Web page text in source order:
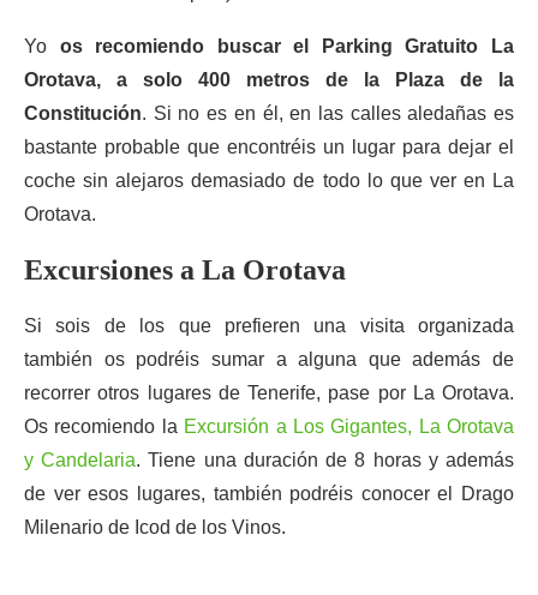
Yo os recomiendo buscar el Parking Gratuito La
Orotava, a solo 400 metros de la Plaza de la
Constitución. Si no es en él, en las calles aledañas es
bastante probable que encontréis un lugar para dejar el
coche sin alejaros demasiado de todo lo que ver en La
Orotava.
Excursiones a La Orotava
Si sois de los que prefieren una visita organizada
también os podréis sumar a alguna que además de
recorrer otros lugares de Tenerife, pase por La Orotava.
Os recomiendo la Excursión a Los Gigantes, La Orotava
y Candelaria. Tiene una duración de 8 horas y además
de ver esos lugares, también podréis conocer el Drago
Milenario de Icod de los Vinos.